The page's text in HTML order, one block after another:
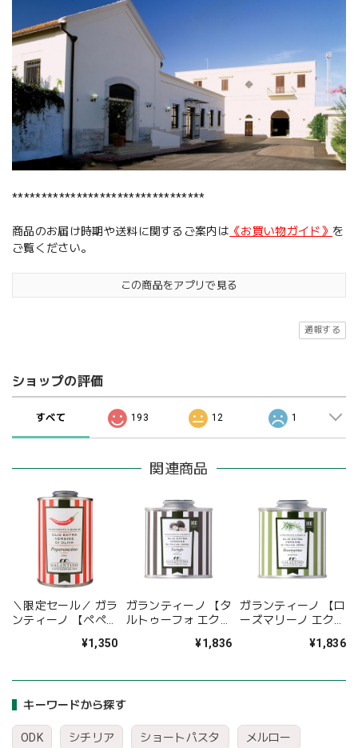
キーワードから探す
ODK シチリア ショートパスタ メルロー
*********************************
商品のお届け時期や送料に関するご案内は 《お買い物ガイド》 を
ご覧ください。
この商品をアプリで見る
通報する
ショップの評価
すべて 193 12 1
関連商品
＼限定セール／ ガラ
ンティーノ 【ペペロ
ラ・ヴァージン・オ
¥1,350
ガランティーノ 【タ
ルトゥーフォ エクス
オリーブオイル】
¥1,836
ガランティーノ 【ロ
ーズマリーノ エクス
オリーブオイル】
¥1,836